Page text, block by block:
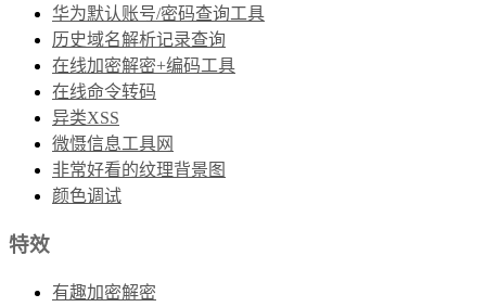
华为默认账号/密码查询工具
历史域名解析记录查询
在线加密解密+编码工具
在线命令转码
异类XSS
微慑信息工具网
非常好看的纹理背景图
颜色调试
特效
有趣加密解密